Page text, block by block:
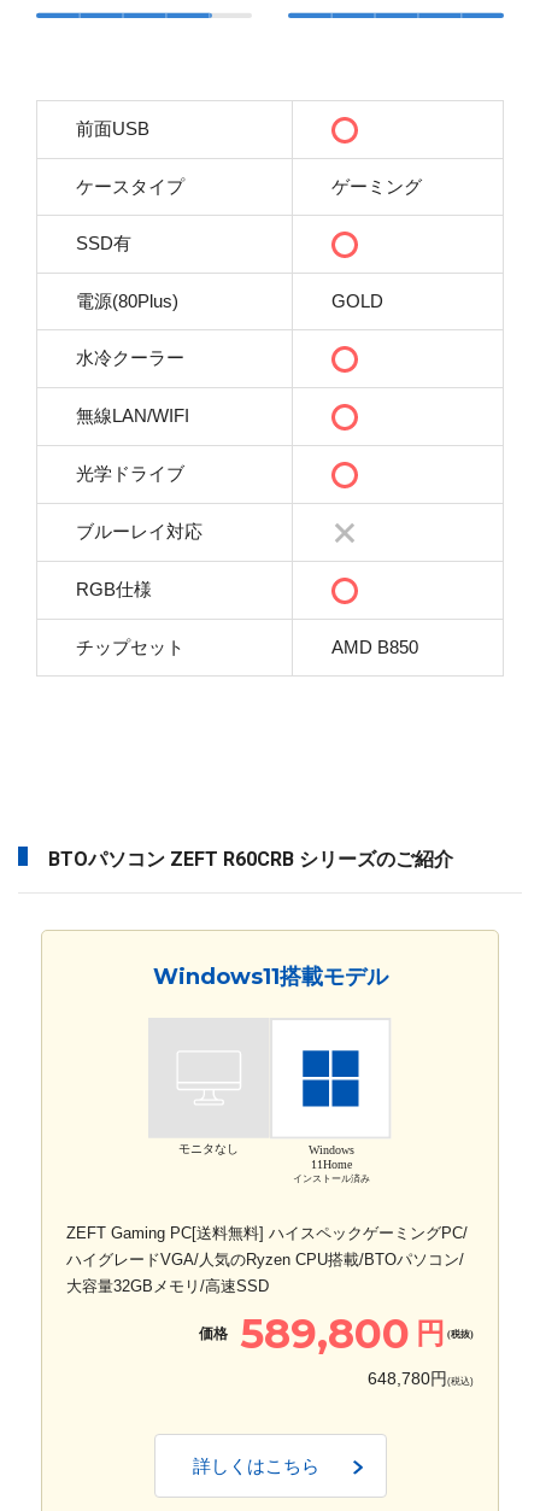
前面USB
ケースタイプ ゲーミング
SSD有
電源(80Plus) GOLD
水冷クーラー
無線LAN/WIFI
光学ドライブ
ブルーレイ対応
RGB仕様
チップセット AMD B850
BTOパソコン ZEFT R60CRB シリーズのご紹介
Windows11搭載モデル
モニタなし
Windows
11Home
インストール済み
ZEFT Gaming PC[送料無料] ハイスペックゲーミングPC/
ハイグレードVGA/人気のRyzen CPU搭載/BTOパソコン/
大容量32GBメモリ/高速SSD
価格 589,800 円 (税抜)
648,780円 (税込)
詳しくはこちら